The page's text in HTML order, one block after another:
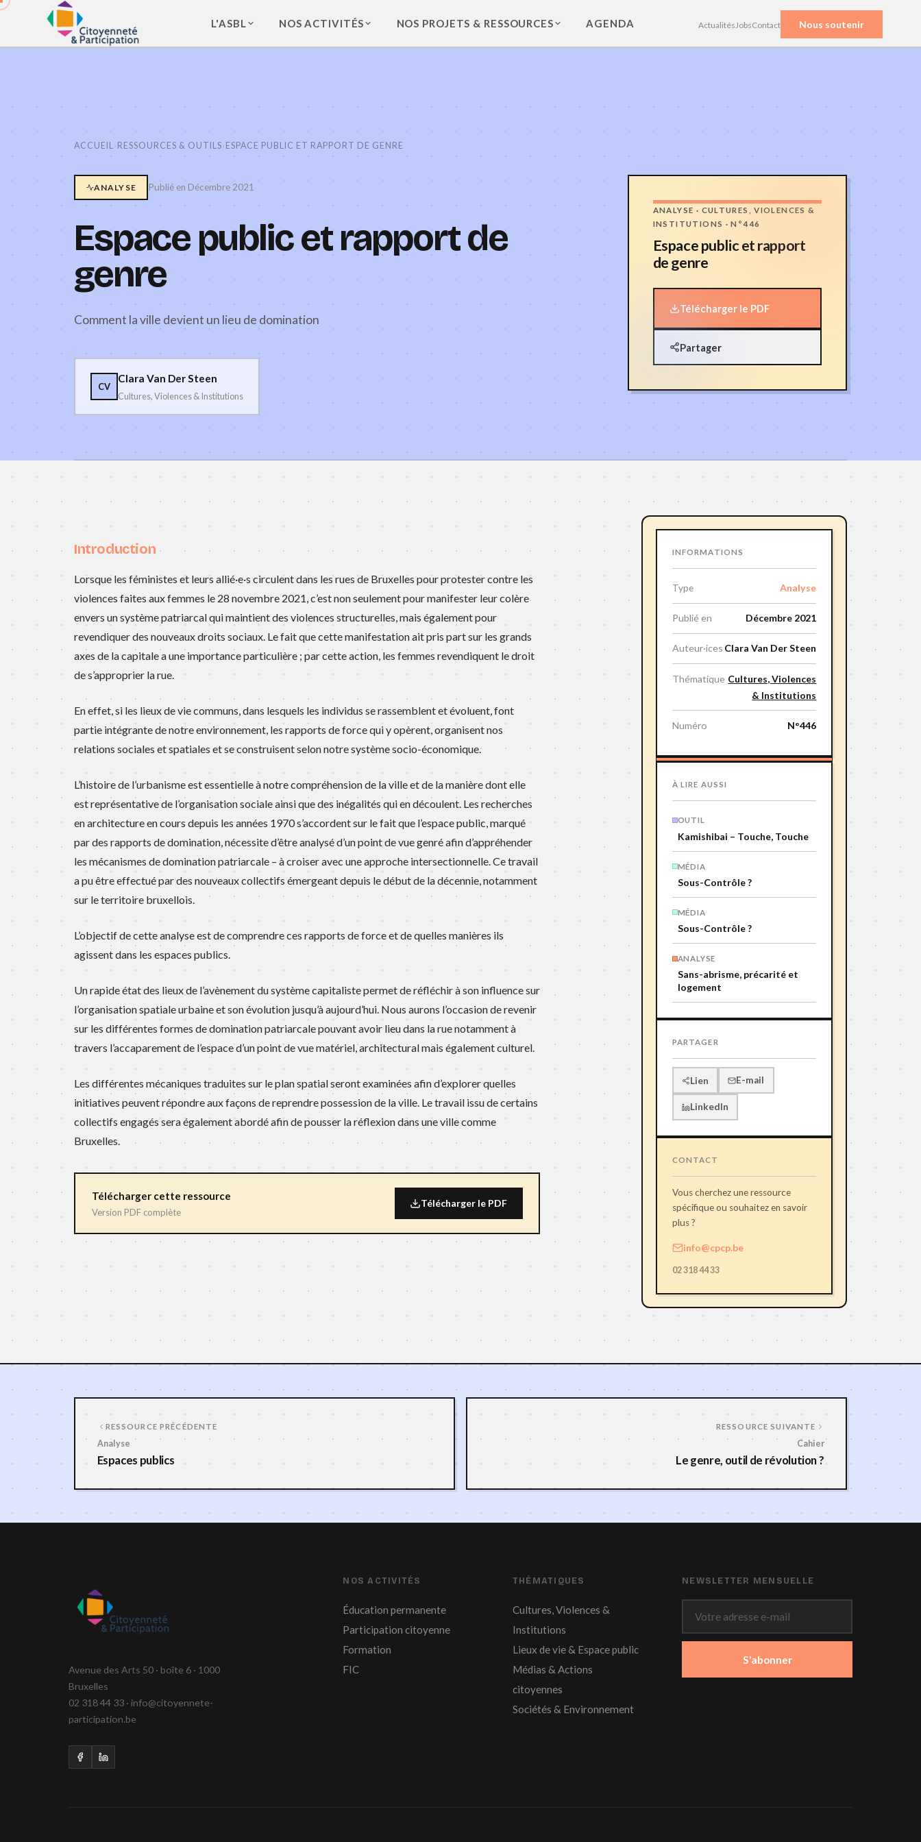
L'ASBL NOS ACTIVITÉS NOS PROJETS & RESSOURCES AGENDA Actualités JobsContact Nous soutenir
ACCUEIL› RESSOURCES & OUTILS› ESPACE PUBLIC ET RAPPORT DE GENRE
ANALYSE Publié en Décembre 2021
Espace public et rapport de
genre
Comment la ville devient un lieu de domination
CV
Clara Van Der Steen
Cultures, Violences & Institutions
ANALYSE · CULTURES, VIOLENCES &
INSTITUTIONS · N°446
Espace public et rapport
de genre
Télécharger le PDF
Partager
Introduction
Lorsque les féministes et leurs allié·e·s circulent dans les rues de Bruxelles pour protester contre les
violences faites aux femmes le 28 novembre 2021, c’est non seulement pour manifester leur colère
envers un système patriarcal qui maintient des violences structurelles, mais également pour
revendiquer des nouveaux droits sociaux. Le fait que cette manifestation ait pris part sur les grands
axes de la capitale a une importance particulière ; par cette action, les femmes revendiquent le droit
de s’approprier la rue.
En effet, si les lieux de vie communs, dans lesquels les individus se rassemblent et évoluent, font
partie intégrante de notre environnement, les rapports de force qui y opèrent, organisent nos
relations sociales et spatiales et se construisent selon notre système socio-économique.
L’histoire de l’urbanisme est essentielle à notre compréhension de la ville et de la manière dont elle
est représentative de l’organisation sociale ainsi que des inégalités qui en découlent. Les recherches
en architecture en cours depuis les années 1970 s’accordent sur le fait que l’espace public, marqué
par des rapports de domination, nécessite d’être analysé d’un point de vue genré afin d’appréhender
les mécanismes de domination patriarcale – à croiser avec une approche intersectionnelle. Ce travail
a pu être effectué par des nouveaux collectifs émergeant depuis le début de la décennie, notamment
sur le territoire bruxellois.
L’objectif de cette analyse est de comprendre ces rapports de force et de quelles manières ils
agissent dans les espaces publics.
Un rapide état des lieux de l’avènement du système capitaliste permet de réfléchir à son influence sur
l’organisation spatiale urbaine et son évolution jusqu’à aujourd’hui. Nous aurons l’occasion de revenir
sur les différentes formes de domination patriarcale pouvant avoir lieu dans la rue notamment à
travers l’accaparement de l’espace d’un point de vue matériel, architectural mais également culturel.
Les différentes mécaniques traduites sur le plan spatial seront examinées afin d’explorer quelles
initiatives peuvent répondre aux façons de reprendre possession de la ville. Le travail issu de certains
collectifs engagés sera également abordé afin de pousser la réflexion dans une ville comme
Bruxelles.
Télécharger cette ressource
Version PDF complète
Télécharger le PDF
INFORMATIONS
Type Analyse
Publié en Décembre 2021
Auteur·ices Clara Van Der Steen
Thématique Cultures, Violences
& Institutions
Numéro N°446
À LIRE AUSSI
OUTIL
Kamishibai – Touche, Touche
MÉDIA
Sous-Contrôle ?
MÉDIA
Sous-Contrôle ?
ANALYSE
Sans-abrisme, précarité et
logement
PARTAGER
Lien E-mail
LinkedIn
CONTACT
Vous cherchez une ressource
spécifique ou souhaitez en savoir
plus ?
info@cpcp.be
02 318 44 33
RESSOURCE PRÉCÉDENTE
Analyse
Espaces publics
RESSOURCE SUIVANTE
Cahier
Le genre, outil de révolution ?
Avenue des Arts 50 · boîte 6 · 1000
Bruxelles
02 318 44 33 · info@citoyennete-
participation.be
NOS ACTIVITÉS
Éducation permanente
Participation citoyenne
Formation
FIC
THÉMATIQUES
Cultures, Violences &
Institutions
Lieux de vie & Espace public
Médias & Actions
citoyennes
Sociétés & Environnement
NEWSLETTER MENSUELLE
S'abonner